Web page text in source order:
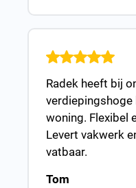
Radek heeft bij
verdiepingshoge
woning. Flexibel
Levert vakwerk
vatbaar.
Tom